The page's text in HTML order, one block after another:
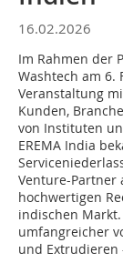
16.02.2026
Im Rahmen der
Washtech am 6.
Veranstaltung
Kunden,
von Instituten
EREMA India
Venture-Partner
hochwertigen
indischen
umfangreicher
und Extrudieren